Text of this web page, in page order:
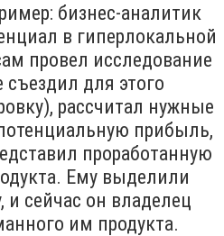
бизнес-аналитик
в гиперлокальной
провел исследование
съездил для этого
рассчитал нужные
прибыль,
проработанную
Ему выделили
и сейчас он владелец
им продукта.